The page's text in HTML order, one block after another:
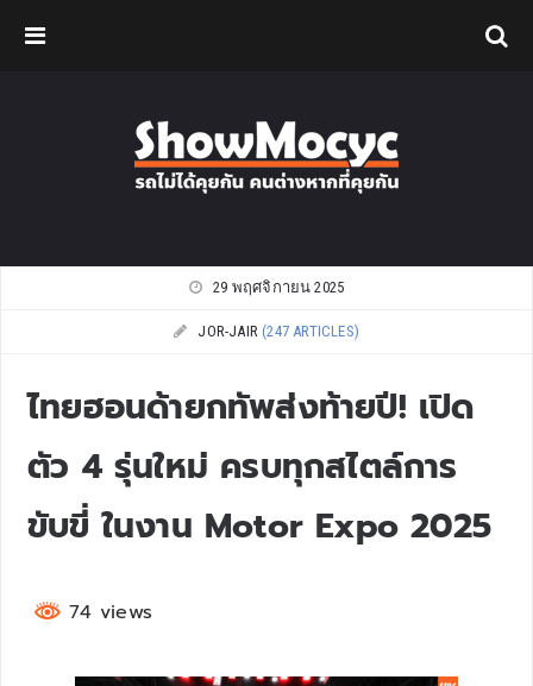
29 พฤศจิกายน 2025
JOR-JAIR (247 ARTICLES)
ไทยฮอนด้ายกทัพส่งท้ายปี! เปิด
ตัว 4 รุ่นใหม่ ครบทุกสไตล์การ
ขับขี่ ในงาน Motor Expo 2025
74 views